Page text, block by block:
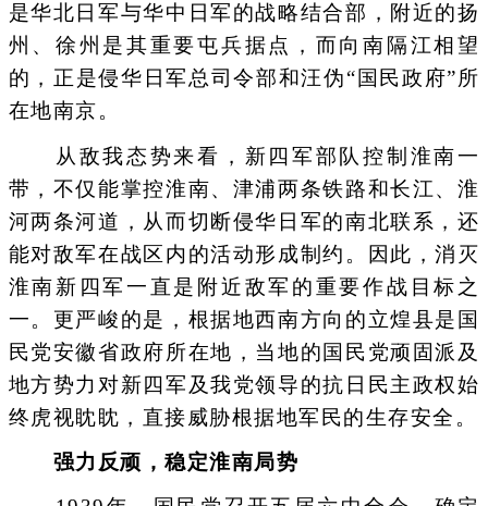
是华北日军与华中日军的战略结合部，附近的扬
州、徐州是其重要屯兵据点，而向南隔江相望
的，正是侵华日军总司令部和汪伪“国民政府”所
在地南京。
从敌我态势来看，新四军部队控制淮南一
带，不仅能‌掌控‌淮南、津浦两条铁路和长江、淮
河两条河道，从而切断侵华日军的南北联系，还
能对敌军在战区内的活动形成制约。因此，消灭
淮南新四军一直是附近敌军的重要作战目标之
一。更严峻的是，根据地西南方向的立煌县是国
民党安徽省政府所在地，当地的国民党顽固派及
地方势力对新四军及我党领导的抗日民主政权始
终虎视眈眈，直接威胁根据地军民的生存安全。
强力反顽，稳定淮南局势